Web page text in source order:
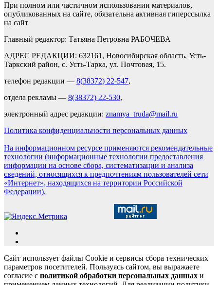
При полном или частичном использовании материалов,
опубликованных на сайте, обязательна активная гиперссылка
на сайт
Главный редактор: Татьяна Петровна РАБОЧЕВА
АДРЕС РЕДАКЦИИ: 632161, Новосибирская область, Усть-
Таркский район, с. Усть-Тарка, ул. Почтовая, 15.
телефон редакции — 8(38372) 22-547,
отдела рекламы — 8(38372) 22-530,
электронный адрес редакции: znamya_truda@mail.ru
Политика конфиденциальности персональных данных
На информационном ресурсе применяются рекомендательные
технологии (информационные технологии предоставления
информации на основе сбора, систематизации и анализа
сведений, относящихся к предпочтениям пользователей сети
«Интернет», находящихся на территории Российской
Федерации).
Сайт использует файлы Cookie и сервисы сбора технических
параметров посетителей. Пользуясь сайтом, вы выражаете
согласие с политикой обработки персональных данных и